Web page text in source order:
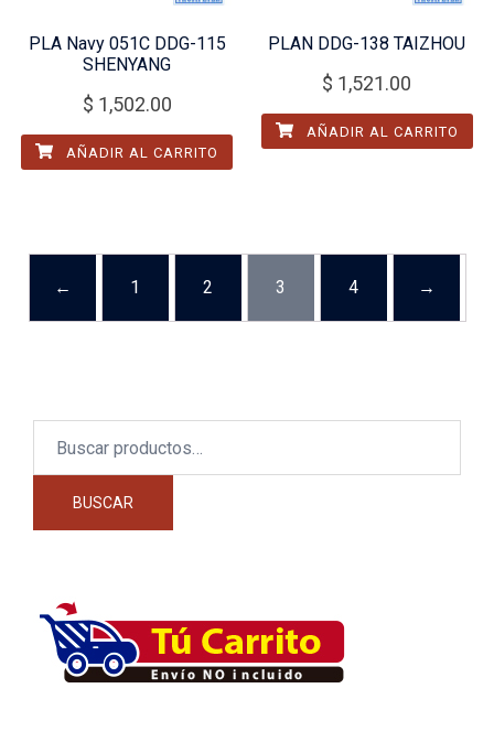
PLA Navy 051C DDG-115
SHENYANG
$ 1,502.00
AÑADIR AL CARRITO
PLAN DDG-138 TAIZHOU
$ 1,521.00
AÑADIR AL CARRITO
← 1 2 3 4 →
BUSCAR